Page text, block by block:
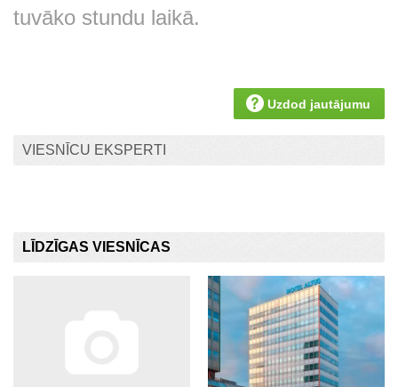
tuvāko stundu laikā.
Uzdod jautājumu
VIESNĪCU EKSPERTI
LĪDZĪGAS VIESNĪCAS